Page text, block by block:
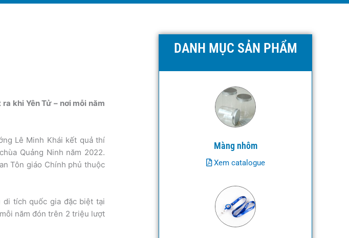
khi Yên Tử – nơi mỗi năm
Lê Minh Khái kết quả thí
Quảng Ninh năm 2022.
Tôn giáo Chính phủ thuộc
tích quốc gia đặc biệt tại
năm đón trên 2 triệu lượt
DANH MỤC SẢN PHẨM
Màng nhôm
Xem catalogue